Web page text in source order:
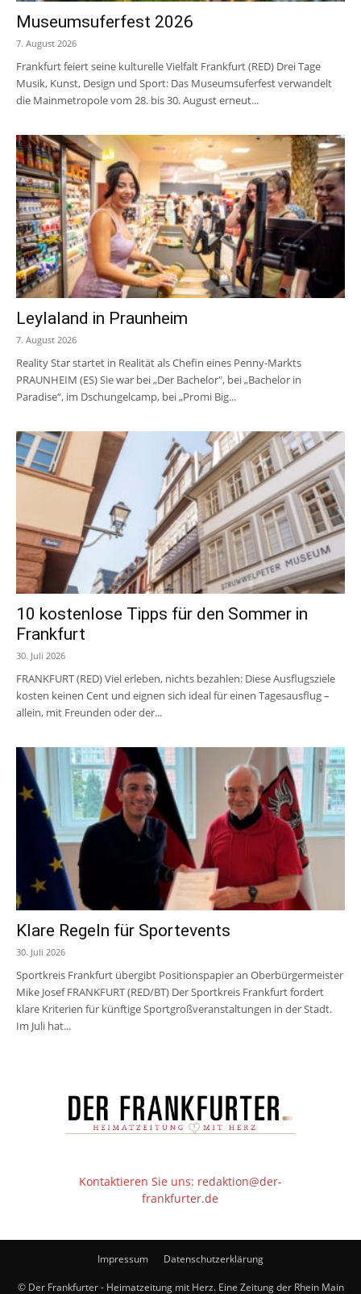
Museumsuferfest 2026
7. August 2026
Frankfurt feiert seine kulturelle Vielfalt Frankfurt (RED) Drei Tage
Musik, Kunst, Design und Sport: Das Museumsuferfest verwandelt
die Mainmetropole vom 28. bis 30. August erneut...
Leylaland in Praunheim
7. August 2026
Reality Star startet in Realität als Chefin eines Penny-Markts
PRAUNHEIM (ES) Sie war bei „Der Bachelor", bei „Bachelor in
Paradise“, im Dschungelcamp, bei „Promi Big...
10 kostenlose Tipps für den Sommer in
Frankfurt
30. Juli 2026
FRANKFURT (RED) Viel erleben, nichts bezahlen: Diese Ausflugsziele
kosten keinen Cent und eignen sich ideal für einen Tagesausflug –
allein, mit Freunden oder der...
Klare Regeln für Sportevents
30. Juli 2026
Sportkreis Frankfurt übergibt Positionspapier an Oberbürgermeister
Mike Josef FRANKFURT (RED/BT) Der Sportkreis Frankfurt fordert
klare Kriterien für künftige Sportgroßveranstaltungen in der Stadt.
Im Juli hat...
Kontaktieren Sie uns: redaktion@der-
frankfurter.de
Impressum Datenschutzerklärung
© Der Frankfurter - Heimatzeitung mit Herz. Eine Zeitung der Rhein Main